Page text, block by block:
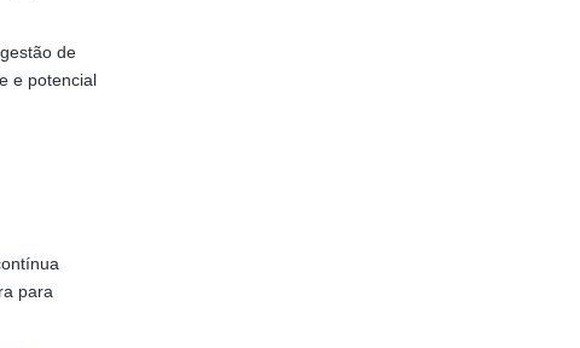
de
e potencial
para